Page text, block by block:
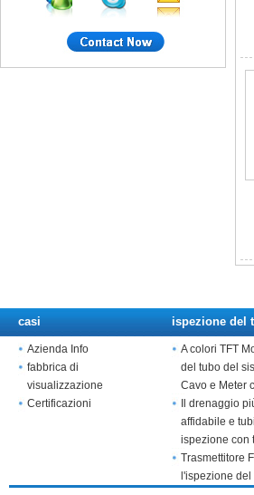
casi
Azienda Info
fabbrica di
visualizzazione
Certificazioni
ispezione del
A colori TFT
del tubo del
Cavo e Meter
Il drenaggio
affidabile e
ispezione con
acciaio inox
Trasmettitore
l'ispezione del